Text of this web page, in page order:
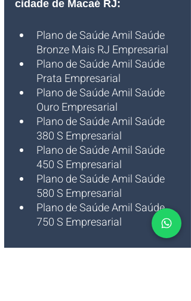
cidade de Macaé RJ:
Plano de Saúde Amil Saúde
Bronze Mais RJ Empresarial
Plano de Saúde Amil Saúde
Prata Empresarial
Plano de Saúde Amil Saúde
Ouro Empresarial
Plano de Saúde Amil Saúde
380 S Empresarial
Plano de Saúde Amil Saúde
450 S Empresarial
Plano de Saúde Amil Saúde
580 S Empresarial
Plano de Saúde Amil Saúde
750 S Empresarial